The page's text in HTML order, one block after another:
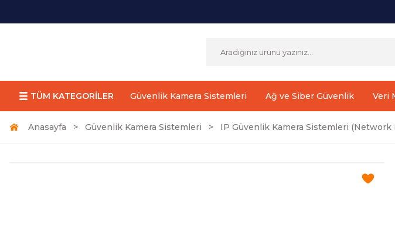
TÜM KATEGORİLER Güvenlik Kamera Sistemleri Ağ ve Siber Güvenlik Veri
Anasayfa Güvenlik Kamera Sistemleri IP Güvenlik Kamera Sistemleri (Network